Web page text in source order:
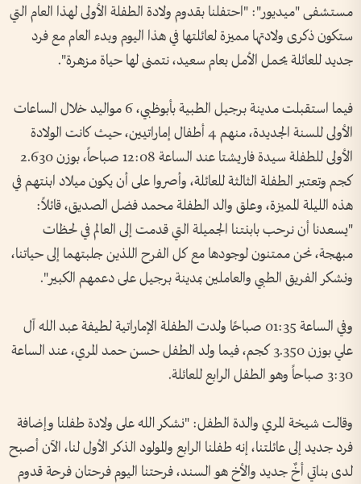
مستشفى "ميديور": "احتفلنا بقدوم ولادة الطفلة الأولى لهذا العام التي
ستكون ذكرى ولادتها مميزة لعائلتها في هذا اليوم وبدء العام مع فرد
جديد للعائلة يحمل الأمل بعام سعيد، نتمنى لها حياة مزهرة".
فيما استقبلت مدينة برجيل الطبية بأبوظبي، 6 مواليد خلال الساعات
الأولى للسنة الجديدة، منهم 4 أطفال إماراتيين، حيث كانت الولادة
الأولى للطفلة سيدة فاريشتا عند الساعة 12:08 صباحاً، بوزن 2.630
كجم وتعتبر الطفلة الثالثة للعائلة، وأصروا على أن يكون ميلاد ابنتهم في
هذه الليلة المميزة، وعلق والد الطفلة محمد فضل الصديق، قائلاً:
"يسعدنا أن نرحب بابنتنا الجميلة التي قدمت إلى العالم في لحظات
مبهجة، نحن ممتنون لوجودها مع كل الفرح اللذين جلبتهما إلى حياتنا،
ونشكر الفريق الطبي والعاملين بمدينة برجيل على دعمهم الكبير".
وفي الساعة 01:35 صباحًا ولدت الطفلة الإماراتية لطيفة عبد الله آل
علي بوزن 3.350 كجم، فيما ولد الطفل حسن حمد المري، عند الساعة
3:30 صباحاً وهو الطفل الرابع للعائلة.
وقالت شيخة المري والدة الطفل: "نشكر الله على ولادة طفلنا وإضافة
فرد جديد إلى عائلتنا، إنه طفلنا الرابع والمولود الذكر الأول لنا، الآن أصبح
لدى بناتي أخٌ جديد والأخ هو السند، فرحتنا اليوم فرحتان فرحة قدوم